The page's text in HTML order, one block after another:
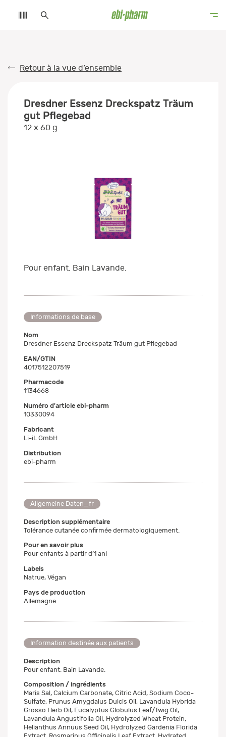
Retour à la vue d’ensemble
Dresdner Essenz Dreckspatz Träum
gut Pflegebad
12 x 60 g
Pour enfant. Bain Lavande.
Informations de base
Nom
Dresdner Essenz Dreckspatz Träum gut Pflegebad
EAN/GTIN
4017512207519
Pharmacode
1134668
Numéro d'article ebi-pharm
10330094
Fabricant
Li-iL GmbH
Distribution
ebi-pharm
Allgemeine Daten_fr
Description supplémentaire
Tolérance cutanée confirmée dermatologiquement.
Pour en savoir plus
Pour enfants à partir d’1 an!
Labels
Natrue, Végan
Pays de production
Allemagne
Information destinée aux patients
Description
Pour enfant. Bain Lavande.
Composition / ingrédients
Maris Sal, Calcium Carbonate, Citric Acid, Sodium Coco-
Sulfate, Prunus Amygdalus Dulcis Oil, Lavandula Hybrida
Grosso Herb Oil, Eucalyptus Globulus Leaf/Twig Oil,
Lavandula Angustifolia Oil, Hydrolyzed Wheat Protein,
Helianthus Annuus Seed Oil, Hydrolyzed Gardenia Florida